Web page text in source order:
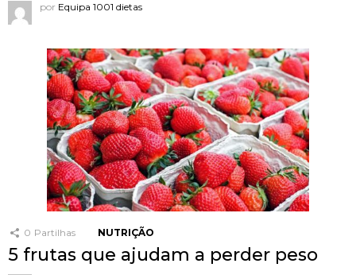
por Equipa 1001 dietas
0 Partilhas NUTRIÇÃO
5 frutas que ajudam a perder peso